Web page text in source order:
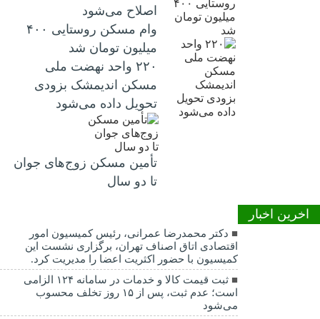
اصلاح می‌شود
وام مسکن روستایی ۴۰۰
میلیون تومان شد
۲۲۰ واحد نهضت ملی
مسکن اندیمشک بزودی
تحویل داده می‌شود
تأمین مسکن زوج‌های جوان
تا دو سال
اخرین اخبار
دکتر محمدرضا عمرانی، رئیس کمیسیون امور
اقتصادی اتاق اصناف تهران، برگزاری نشست این
کمیسیون با حضور اکثریت اعضا را مدیریت کرد.
ثبت قیمت کالا و خدمات در سامانه ۱۲۴ الزامی
است؛ عدم ثبت، پس از ۱۵ روز تخلف محسوب
می‌شود